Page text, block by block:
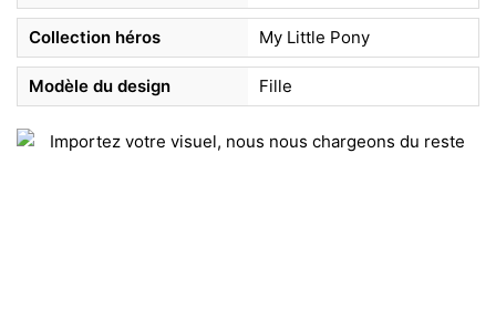
Collection héros My Little Pony
Modèle du design Fille